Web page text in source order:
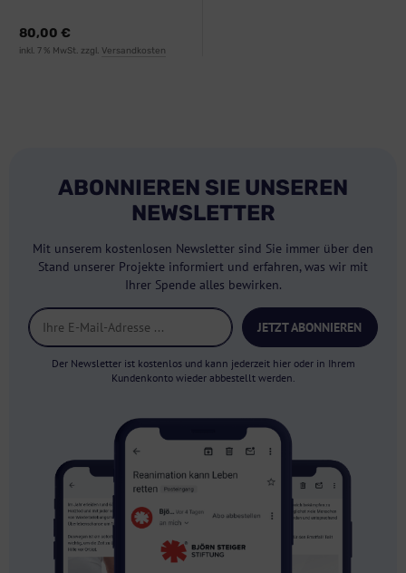
80,00 €
inkl. 7 % MwSt. zzgl. Versandkosten
ABONNIEREN SIE UNSEREN
NEWSLETTER
Mit unserem kostenlosen Newsletter sind Sie immer über den
Stand unserer Projekte informiert und erfahren, was wir mit
Ihrer Spende alles bewirken.
JETZT ABONNIEREN
Der Newsletter ist kostenlos und kann jederzeit hier oder in Ihrem
Kundenkonto wieder abbestellt werden.